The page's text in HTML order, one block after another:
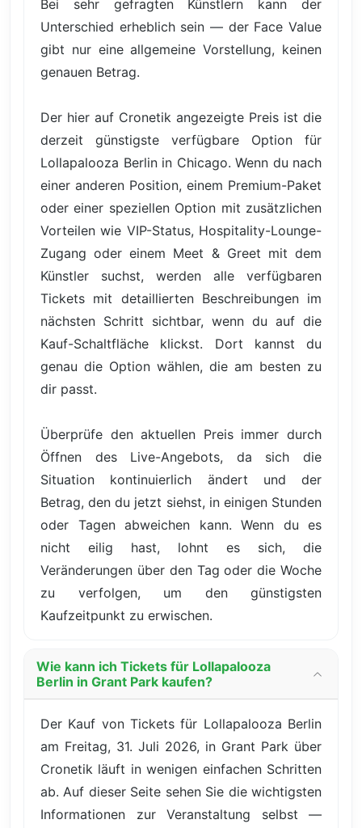
Bei sehr gefragten Künstlern kann der
Unterschied erheblich sein — der Face Value
gibt nur eine allgemeine Vorstellung, keinen
genauen Betrag.
Der hier auf Cronetik angezeigte Preis ist die
derzeit günstigste verfügbare Option für
Lollapalooza Berlin in Chicago. Wenn du nach
einer anderen Position, einem Premium-Paket
oder einer speziellen Option mit zusätzlichen
Vorteilen wie VIP-Status, Hospitality-Lounge-
Zugang oder einem Meet & Greet mit dem
Künstler suchst, werden alle verfügbaren
Tickets mit detaillierten Beschreibungen im
nächsten Schritt sichtbar, wenn du auf die
Kauf-Schaltfläche klickst. Dort kannst du
genau die Option wählen, die am besten zu
dir passt.
Überprüfe den aktuellen Preis immer durch
Öffnen des Live-Angebots, da sich die
Situation kontinuierlich ändert und der
Betrag, den du jetzt siehst, in einigen Stunden
oder Tagen abweichen kann. Wenn du es
nicht eilig hast, lohnt es sich, die
Veränderungen über den Tag oder die Woche
zu verfolgen, um den günstigsten
Kaufzeitpunkt zu erwischen.
Wie kann ich Tickets für Lollapalooza
Berlin in Grant Park kaufen?
Der Kauf von Tickets für Lollapalooza Berlin
am Freitag, 31. Juli 2026, in Grant Park über
Cronetik läuft in wenigen einfachen Schritten
ab. Auf dieser Seite sehen Sie die wichtigsten
Informationen zur Veranstaltung selbst —